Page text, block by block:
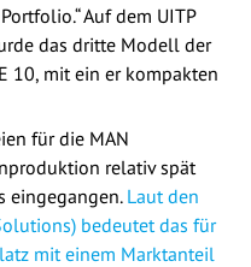
Auf dem UITP
das dritte Modell der
10, mit ein er kompakten
für die MAN
relativ spät
eingegangen. Laut den
bedeutet das für
mit einem Marktanteil